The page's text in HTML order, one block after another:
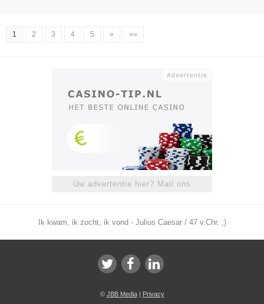
1 2 3 4 5 » »»
Uw advertentie hier? Mail ons
Ik kwam, ik zocht, ik vond - Julius Caesar / 47 v.Chr. ;)
© JBB Media| Privacy